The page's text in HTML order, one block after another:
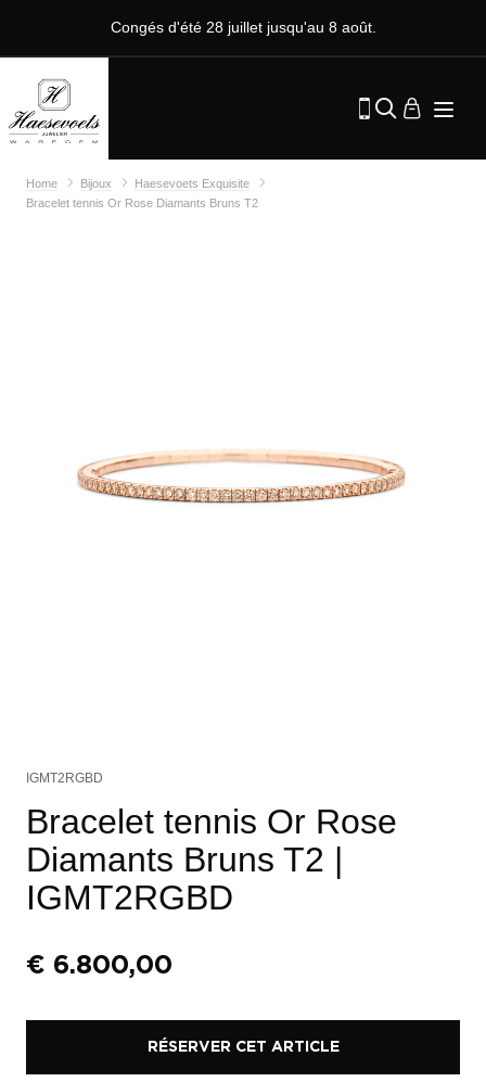
Congés d'été 28 juillet jusqu'au 8 août.
Home Bijoux
Haesevoets Exquisite
Bracelet tennis Or Rose Diamants Bruns T2
IGMT2RGBD
Bracelet tennis Or Rose
Diamants Bruns T2 |
IGMT2RGBD
€ 6.800,00
RÉSERVER CET ARTICLE